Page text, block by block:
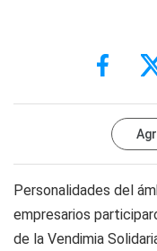
Personalidades del
empresarios
de la Vendimia